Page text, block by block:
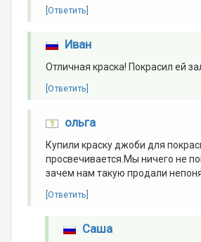
[Ответить]
Иван
Отличная краска! Покрасил ей
[Ответить]
ольга
Купили краску джоби для
просвечивается.Мы ничего не
зачем нам такую продали
[Ответить]
Саша